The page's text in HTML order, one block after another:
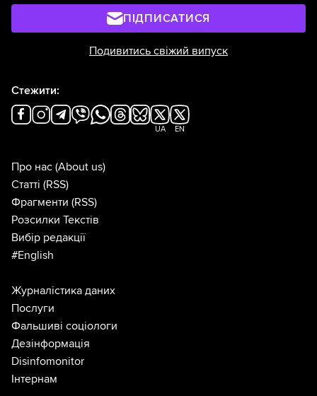
ПІДПИСАТИСЯ
Подивитись свіжий випуск
Стежити:
UA EN
Про нас (About us)
Статті (RSS)
Фрагменти (RSS)
Розсилки Текстів
Вибір редакції
#English
Журналістика даних
Послуги
Фальшиві соціологи
Дезінформація
Disinfomonitor
Інтернам